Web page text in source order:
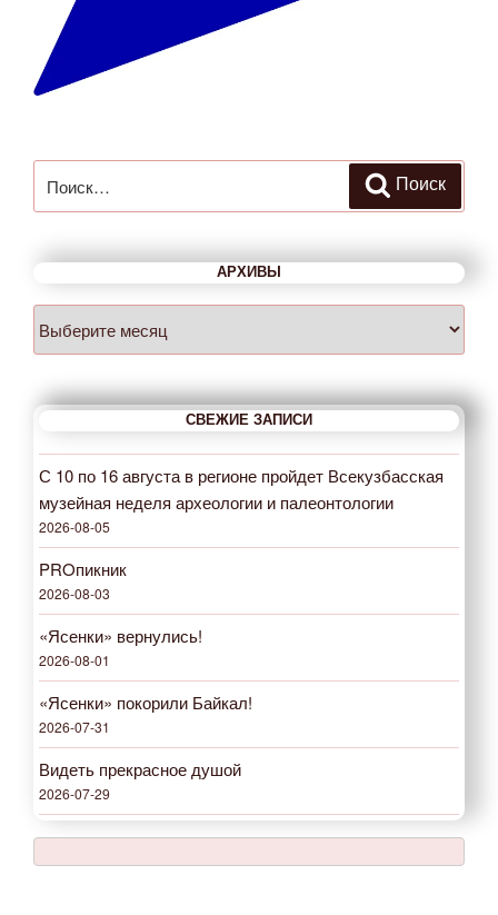
Поиск
АРХИВЫ
Архивы
СВЕЖИЕ ЗАПИСИ
С 10 по 16 августа в регионе пройдет Всекузбасская
музейная неделя археологии и палеонтологии
2026-08-05
PROпикник
2026-08-03
«Ясенки» вернулись!
2026-08-01
«Ясенки» покорили Байкал!
2026-07-31
Видеть прекрасное душой
2026-07-29